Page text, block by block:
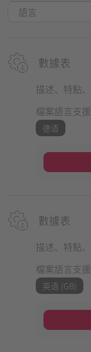
數據表
描述、特點
檔案語言支
德语
數據表
描述、特點
檔案語言支
英语 (GB)